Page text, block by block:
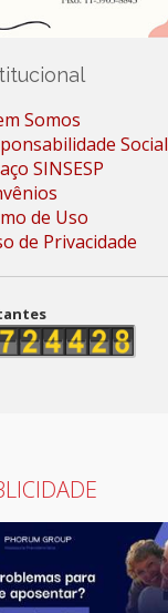
Somos
Social
SINSESP
de Uso
de Privacidade